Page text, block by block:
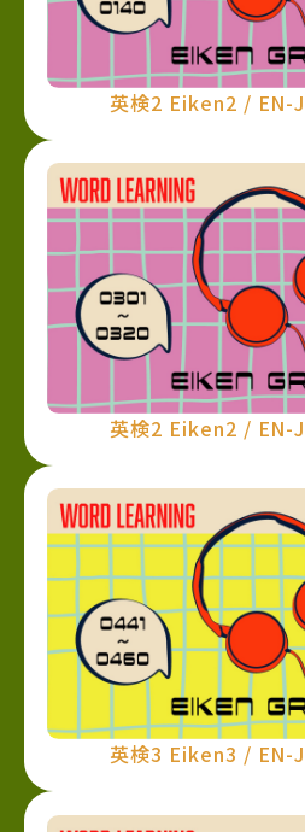
英検2 Eiken2 / EN-
英検2 Eiken2 / EN-
英検3 Eiken3 / EN-